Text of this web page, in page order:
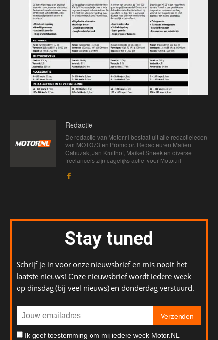
Redactie
De redactie van Motor.nl bestaat uit alle redactieleden
van MOTO73 en Promotor. Redacteuren Marien
Cahuzak, Jan Kruithof, Maikel Sneek en diverse
freelancers zijn dagelijks actief voor Motor.nl.
Stay tuned
Schrijf je in voor onze nieuwsbrief en mis nooit het
laatste nieuws! Onze nieuwsbrief wordt iedere week
op dinsdag (bij veel nieuws) en donderdag verstuurd.
Verzenden
Ik geef toestemming om mij iedere week Motor.NL